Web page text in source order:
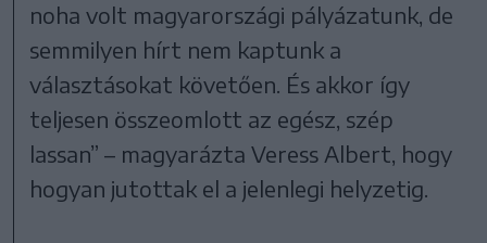
noha volt magyarországi pályázatunk, de
semmilyen hírt nem kaptunk a
választásokat követően. És akkor így
teljesen összeomlott az egész, szép
lassan” – magyarázta Veress Albert, hogy
hogyan jutottak el a jelenlegi helyzetig.